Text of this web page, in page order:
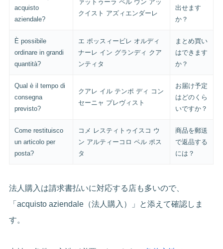
acquisto
aziendale?
ァットゥーラ ペル ウン アッ
クイスト アズィエンダーレ
出せます
か？
È possibile
ordinare in grandi
quantità?
エ ポッスィービレ オルディ
ナーレ イン グランディ クア
ンティタ
まとめ買い
はできます
か？
Qual è il tempo di
consegna
previsto?
クアレ イル テンポ ディ コン
セーニャ プレヴィスト
お届け予定
はどのくら
いですか？
Come restituisco
un articolo per
posta?
コメ レスティトゥイスコ ウ
ン アルティーコロ ペル ポス
タ
商品を郵送
で返品する
には？
法人購入は請求書払いに対応する店も多いので、
「acquisto aziendale（法人購入）」と添えて確認しま
す。